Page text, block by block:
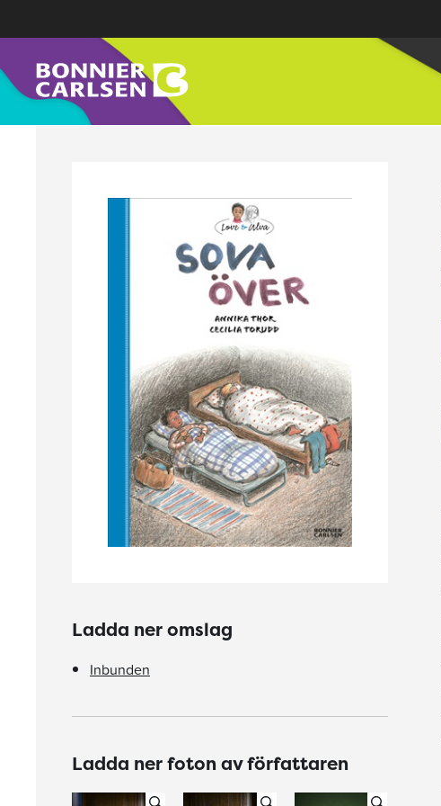
Ladda ner omslag
Inbunden
Ladda ner foton av författaren